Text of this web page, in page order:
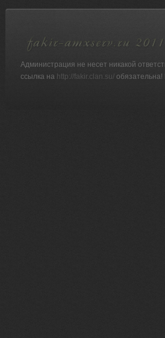
Администрация не несет никакой
ссылка на http://fakir.clan.su/